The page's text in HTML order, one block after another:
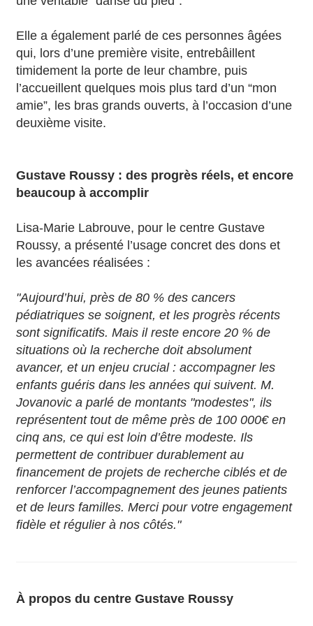
Elle a également parlé de ces personnes âgées
qui, lors d’une première visite, entrebâillent
timidement la porte de leur chambre, puis
l’accueillent quelques mois plus tard d’un “mon
amie”, les bras grands ouverts, à l’occasion d’une
deuxième visite.
Gustave Roussy : des progrès réels, et encore
beaucoup à accomplir
Lisa-Marie Labrouve, pour le centre Gustave
Roussy, a présenté l’usage concret des dons et
les avancées réalisées :
"Aujourd’hui, près de 80 % des cancers
pédiatriques se soignent, et les progrès récents
sont significatifs. Mais il reste encore 20 % de
situations où la recherche doit absolument
avancer, et un enjeu crucial : accompagner les
enfants guéris dans les années qui suivent. M.
Jovanovic a parlé de montants "modestes", ils
représentent tout de même près de 100 000€ en
cinq ans, ce qui est loin d’être modeste. Ils
permettent de contribuer durablement au
financement de projets de recherche ciblés et de
renforcer l’accompagnement des jeunes patients
et de leurs familles. Merci pour votre engagement
fidèle et régulier à nos côtés."
À propos du centre Gustave Roussy